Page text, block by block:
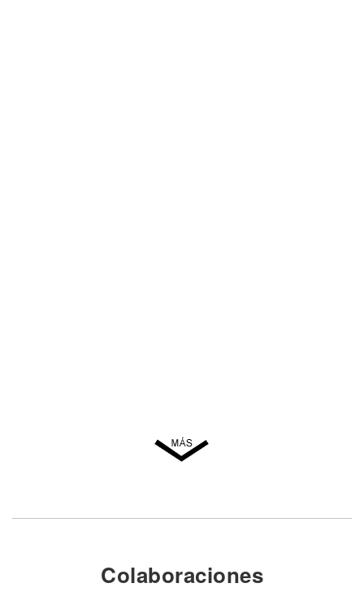
Colaboraciones